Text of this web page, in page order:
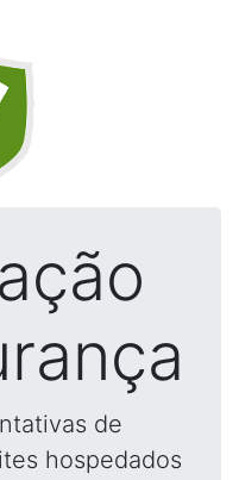
de
hospedados